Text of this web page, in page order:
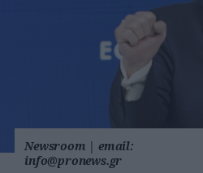
Newsroom | email:
info@pronews.gr